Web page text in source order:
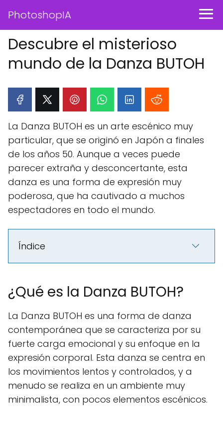
PhotoshopIA
Descubre el misterioso
mundo de la Danza BUTOH
La Danza BUTOH es un arte escénico muy
particular, que se originó en Japón a finales
de los años 50. Aunque a veces puede
parecer extraña y desconcertante, esta
danza es una forma de expresión muy
poderosa, que ha cautivado a muchos
espectadores en todo el mundo.
Índice
¿Qué es la Danza BUTOH?
La Danza BUTOH es una forma de danza
contemporánea que se caracteriza por su
fuerte carga emocional y su enfoque en la
expresión corporal. Esta danza se centra en
los movimientos lentos y controlados, y a
menudo se realiza en un ambiente muy
minimalista, con pocos elementos escénicos.